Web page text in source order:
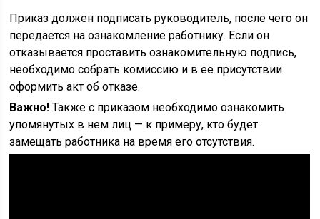
Приказ должен подписать руководитель, после чего он
передается на ознакомление работнику. Если он
отказывается проставить ознакомительную подпись,
необходимо собрать комиссию и в ее присутствии
оформить акт об отказе.
Важно! Также с приказом необходимо ознакомить
упомянутых в нем лиц — к примеру, кто будет
замещать работника на время его отсутствия.